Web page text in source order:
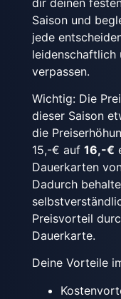
Saison und
jede
leidenschaftlich
verpassen.
Wichtig: Die
dieser Saison
die
15,-€ auf 16,-€
Dauerkarten
Dadurch
Preisvorteil
Dauerkarte.
Deine Vorteile